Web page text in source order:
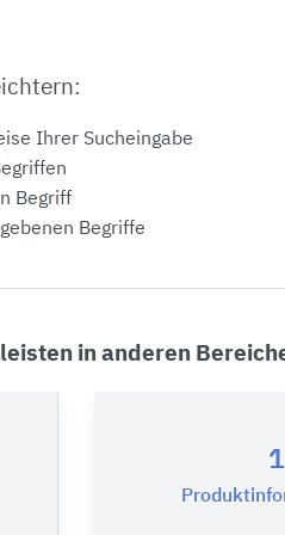
Ihrer Sucheingabe
Begriff
Begriffe
in anderen
1